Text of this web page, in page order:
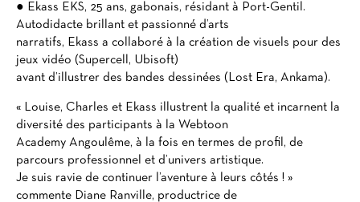
● Ekass EKS, 25 ans, gabonais, résidant à Port-Gentil.
Autodidacte brillant et passionné d’arts
narratifs, Ekass a collaboré à la création de visuels pour des
jeux vidéo (Supercell, Ubisoft)
avant d’illustrer des bandes dessinées (Lost Era, Ankama).
« Louise, Charles et Ekass illustrent la qualité et incarnent la
diversité des participants à la Webtoon
Academy Angoulême, à la fois en termes de profil, de
parcours professionnel et d’univers artistique.
Je suis ravie de continuer l’aventure à leurs côtés ! »
commente Diane Ranville, productrice de